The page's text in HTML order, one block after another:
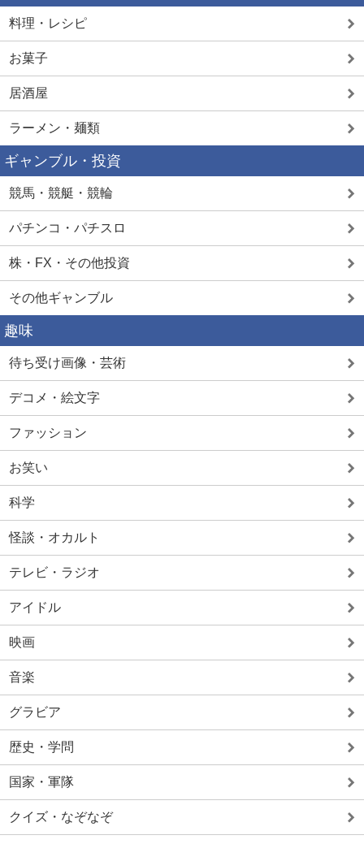
料理・レシピ
お菓子
居酒屋
ラーメン・麺類
ギャンブル・投資
競馬・競艇・競輪
パチンコ・パチスロ
株・FX・その他投資
その他ギャンブル
趣味
待ち受け画像・芸術
デコメ・絵文字
ファッション
お笑い
科学
怪談・オカルト
テレビ・ラジオ
アイドル
映画
音楽
グラビア
歴史・学問
国家・軍隊
クイズ・なぞなぞ